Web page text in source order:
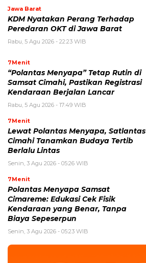
Jawa Barat
KDM Nyatakan Perang Terhadap
Peredaran OKT di Jawa Barat
Rabu, 5 Agu 2026 - 22:23 WIB
7Menit
“Polantas Menyapa” Tetap Rutin di
Samsat Cimahi, Pastikan Registrasi
Kendaraan Berjalan Lancar
Rabu, 5 Agu 2026 - 17:49 WIB
7Menit
Lewat Polantas Menyapa, Satlantas
Cimahi Tanamkan Budaya Tertib
Berlalu Lintas
Senin, 3 Agu 2026 - 05:26 WIB
7Menit
Polantas Menyapa Samsat
Cimareme: Edukasi Cek Fisik
Kendaraan yang Benar, Tanpa
Biaya Sepeserpun
Senin, 3 Agu 2026 - 05:23 WIB